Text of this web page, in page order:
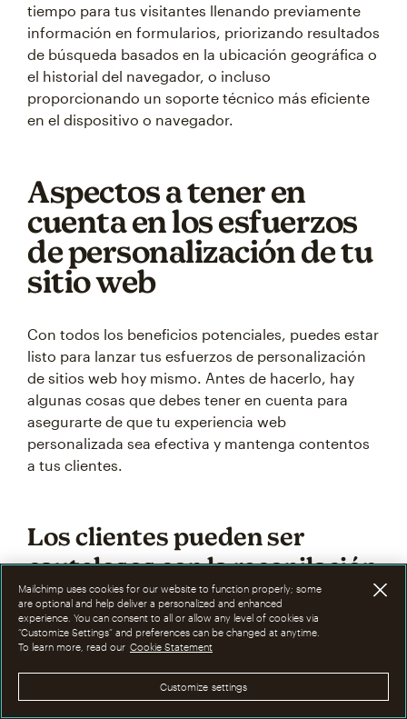
tiempo para tus visitantes llenando previamente
información en formularios, priorizando resultados
de búsqueda basados en la ubicación geográfica o
el historial del navegador, o incluso
proporcionando un soporte técnico más eficiente
en el dispositivo o navegador.
Aspectos a tener en
cuenta en los esfuerzos
de personalización de tu
sitio web
Con todos los beneficios potenciales, puedes estar
listo para lanzar tus esfuerzos de personalización
de sitios web hoy mismo. Antes de hacerlo, hay
algunas cosas que debes tener en cuenta para
asegurarte de que tu experiencia web
personalizada sea efectiva y mantenga contentos
a tus clientes.
Los clientes pueden ser
cautelosos con la recopilación
de datos
Los consumidores se han vuelto cada vez más
conocedores sobre la forma en que se recopila y
se realiza el seguimiento de su información
personal cuando usan un motor de búsqueda,
Mailchimp uses cookies for our website to function properly; some
are optional and help deliver a personalized and enhanced
experience. You can consent to all or allow any level of cookies via
“Customize Settings” and preferences can be changed at anytime.
To learn more, read our Cookie Statement
Customize settings